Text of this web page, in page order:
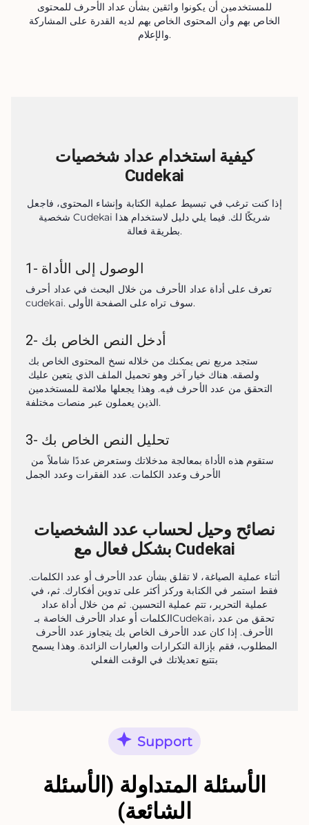
للمستخدمين أن يكونوا واثقين بشأن عداد الأحرف للمحتوى
الخاص بهم وأن المحتوى الخاص بهم لديه القدرة على المشاركة
والإعلام.
كيفية استخدام عداد شخصيات
Cudekai
إذا كنت ترغب في تبسيط عملية الكتابة وإنشاء المحتوى، فاجعل
شخصية Cudekai شريكًا لك. فيما يلي دليل لاستخدام هذا
بطريقة فعالة.
1 - الوصول إلى الأداة
تعرف على أداة عداد الأحرف من خلال البحث في عداد أحرف
cudekai. سوف تراه على الصفحة الأولى.
2- أدخل النص الخاص بك
الذين يعملون عبر منصات مختلفة.
3- تحليل النص الخاص بك
الأحرف وعدد الكلمات. عدد الفقرات وعدد الجمل
نصائح وحيل لحساب عدد الشخصيات
بشكل فعال مع Cudekai
أثناء عملية الصياغة، لا تقلق بشأن عدد الأحرف أو عدد الكلمات.
فقط استمر في الكتابة وركز أكثر على تدوين أفكارك. ثم، في
عملية التحرير، تتم عملية التحسين. ثم من خلال أداة عداد
الكلمات أو عداد الأحرف الخاصة بـCudekai، تحقق من عدد
الأحرف. إذا كان عدد الأحرف الخاص بك يتجاوز عدد الأحرف
المطلوب، فقم بإزالة التكرارات والعبارات الزائدة. وهذا يسمح
بتتبع تعديلاتك في الوقت الفعلي
Support
الأسئلة المتداولة (الأسئلة
الشائعة)